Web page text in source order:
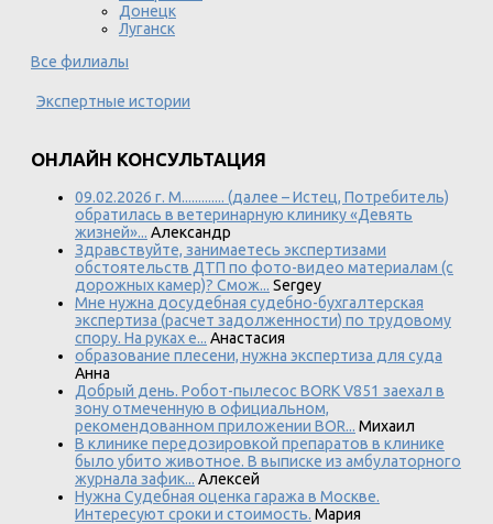
Донецк
Луганск
Все филиалы
Экспертные истории
ОНЛАЙН КОНСУЛЬТАЦИЯ
09.02.2026 г. М............. (далее – Истец, Потребитель)
обратилась в ветеринарную клинику «Девять
жизней»... Александр
Здравствуйте, занимаетесь экспертизами
обстоятельств ДТП по фото-видео материалам (с
дорожных камер)? Смож... Sergey
Мне нужна досудебная судебно-бухгалтерская
экспертиза (расчет задолженности) по трудовому
спору. На руках е... Анастасия
образование плесени, нужна экспертиза для суда
Анна
Добрый день. Робот-пылесос BORK V851 заехал в
зону отмеченную в официальном,
рекомендованном приложении BOR... Михаил
В клинике передозировкой препаратов в клинике
было убито животное. В выписке из амбулаторного
журнала зафик... Алексей
Нужна Судебная оценка гаража в Москве.
Интересуют сроки и стоимость. Мария